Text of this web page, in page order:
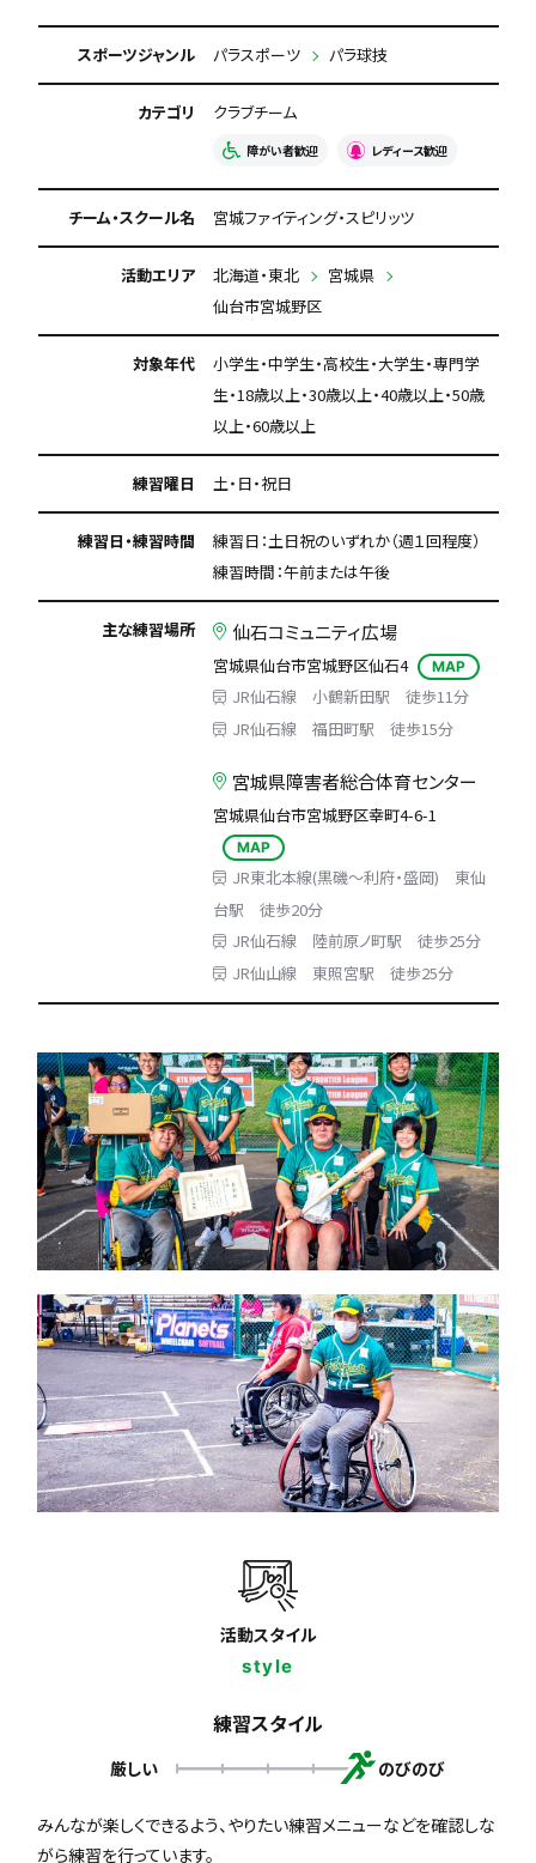
スポーツジャンル パラスポーツ パラ球技
カテゴリ クラブチーム
障がい者歓迎 レディース歓迎
チーム・スクール名 宮城ファイティング・スピリッツ
活動エリア 北海道・東北
宮城県
仙台市宮城野区
対象年代
小学生・中学生・高校生・大学生・専門学
生・18歳以上・30歳以上・40歳以上・50歳
以上・60歳以上
練習曜日 土・日・祝日
練習日・練習時間
練習日：土日祝のいずれか（週１回程度）
練習時間：午前または午後
主な練習場所 仙石コミュニティ広場
宮城県仙台市宮城野区仙石4 MAP
JR仙石線 小鶴新田駅 徒歩11分
JR仙石線 福田町駅 徒歩15分
宮城県障害者総合体育センター
宮城県仙台市宮城野区幸町4-6-1
MAP
JR東北本線(黒磯～利府・盛岡) 東仙
台駅 徒歩20分
JR仙石線 陸前原ノ町駅 徒歩25分
JR仙山線 東照宮駅 徒歩25分
活動スタイル
style
練習スタイル
厳しい のびのび
みんなが楽しくできるよう、やりたい練習メニューなどを確認しな
がら練習を行っています。